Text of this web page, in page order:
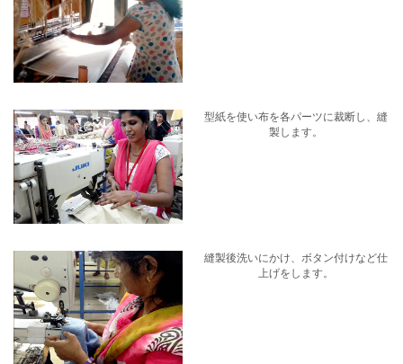
型紙を使い布を各パーツに裁断し、縫
製します。
縫製後洗いにかけ、ボタン付けなど仕
上げをします。